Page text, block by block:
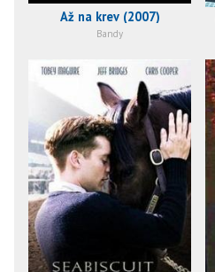
Až na krev (2007)
Bandy